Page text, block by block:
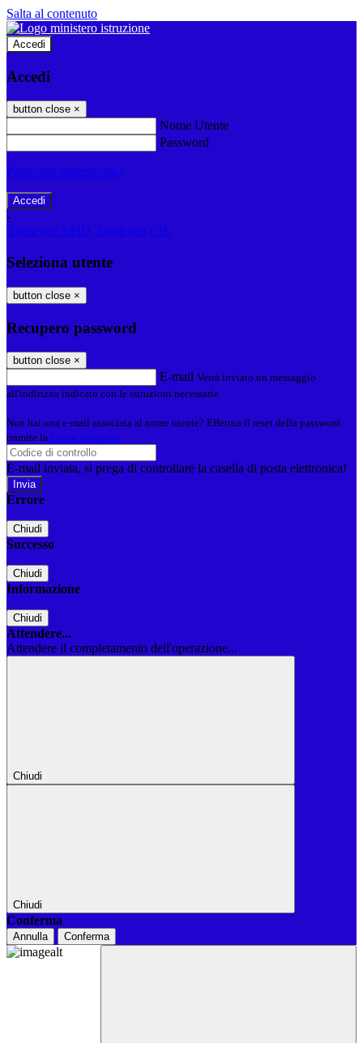
Salta al contenuto
Accedi
Accedi
button close ×
Nome Utente
Password
Password dimenticata?
-
Entra con SPID
Entra con CIE
Seleziona utente
button close ×
Recupero password
button close ×
E-mail Verrà inviato un messaggio
all'indirizzo indicato con le istruzioni necessarie.
Non hai una e-mail associata al nome utente? Effettua il reset della password
tramite la Login Spaggiari
E-mail inviata, si prega di controllare la casella di posta elettronica!
Errore
Chiudi
Successo
Chiudi
Informazione
Chiudi
Attendere...
Attendere il completamento dell'operazione...
Chiudi
Chiudi
Conferma
Annulla Conferma